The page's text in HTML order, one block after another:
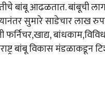
बांबू आढळतात. बांबूची
सुमारे साडेचार लाख
बांबू विकास मंडळाकडून